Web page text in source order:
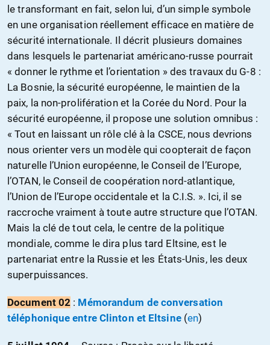
le transformant en fait, selon lui, d’un simple symbole
en une organisation réellement efficace en matière de
sécurité internationale. Il décrit plusieurs domaines
dans lesquels le partenariat américano-russe pourrait
« donner le rythme et l’orientation » des travaux du G-8 :
La Bosnie, la sécurité européenne, le maintien de la
paix, la non-prolifération et la Corée du Nord. Pour la
sécurité européenne, il propose une solution omnibus :
« Tout en laissant un rôle clé à la CSCE, nous devrions
nous orienter vers un modèle qui coopterait de façon
naturelle l’Union européenne, le Conseil de l’Europe,
l’OTAN, le Conseil de coopération nord-atlantique,
l’Union de l’Europe occidentale et la C.I.S. ». Ici, il se
raccroche vraiment à toute autre structure que l’OTAN.
Mais la clé de tout cela, le centre de la politique
mondiale, comme le dira plus tard Eltsine, est le
partenariat entre la Russie et les États-Unis, les deux
superpuissances.
Document 02 : Mémorandum de conversation
téléphonique entre Clinton et Eltsine(en)